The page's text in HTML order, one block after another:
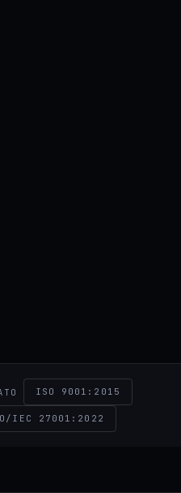
ISO 9001:2015
IEC 27001:2022